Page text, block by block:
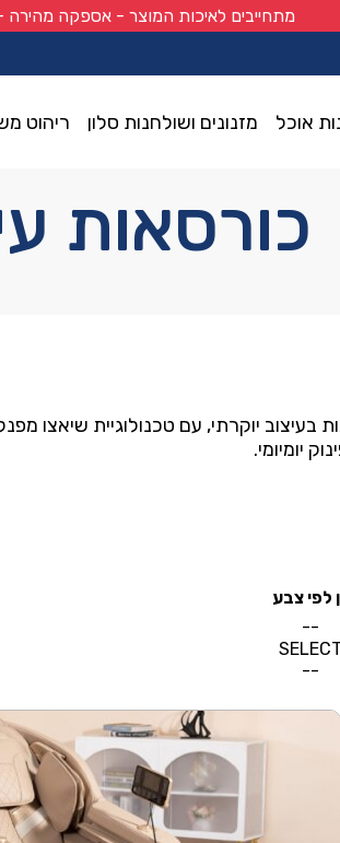
מתחייבים לאיכות המוצר - אספקה מהירה -
אוכל מזנונים ושולחנות סלון ריהוט
כורסאות
בעיצוב יוקרתי, עם טכנולוגיית שיאצו
יומיומי.
לפי צבע
--
SELECT
--